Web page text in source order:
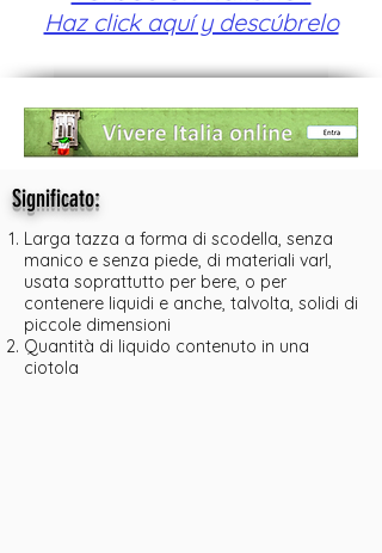
Haz click aquí y descúbrelo
Significato:
Larga tazza a forma di scodella, senza
manico e senza piede, di materiali varI,
usata soprattutto per bere, o per
contenere liquidi e anche, talvolta, solidi di
piccole dimensioni
Quantità di liquido contenuto in una
ciotola